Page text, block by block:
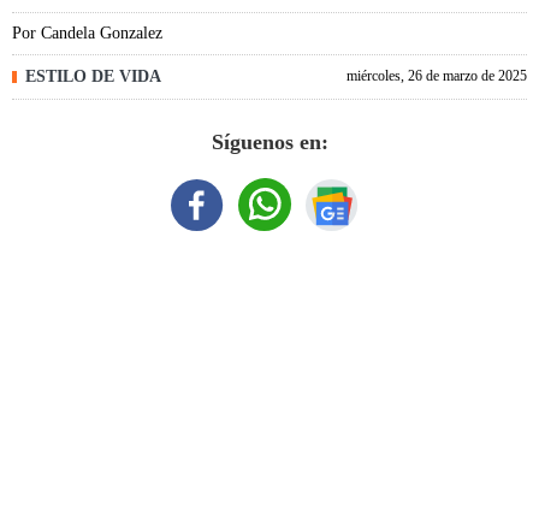
ESTILO DE VIDA
Por Candela Gonzalez
miércoles, 26 de marzo de 2025
Síguenos en: